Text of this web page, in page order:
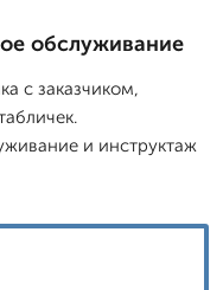
обслуживание
с заказчиком,
и инструктаж